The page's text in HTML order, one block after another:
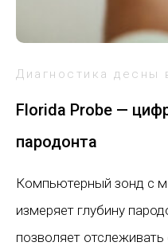
Диагностика десны
Florida Probe —
пародонта
Компьютерный зонд с
измеряет глубину
позволяет